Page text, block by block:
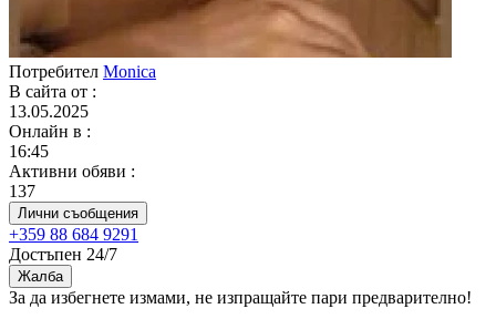
Потребител Monica
В сайта от :
13.05.2025
Онлайн в :
16:45
Активни обяви :
137
Лични съобщения
+359 88 684 9291
Достъпен 24/7
Жалба
За да избегнете измами, не изпращайте пари предварително!